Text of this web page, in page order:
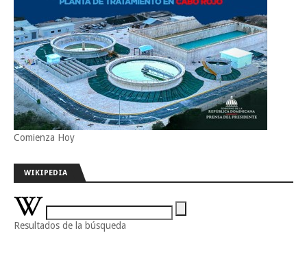
Comienza Hoy
WIKIPEDIA
Resultados de la búsqueda